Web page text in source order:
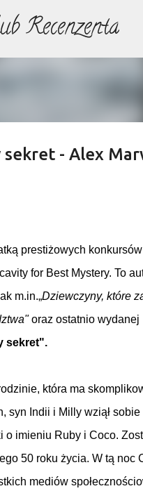
Recenzenta
sekret - Alex
prestiżowych
for Best Mystery. To
m.in.„Dziewczyny, które
oraz ostatnio wydanej
sekret".
która ma
syn Indii i Milly wziął
o imieniu Ruby i Coco.
50 roku życia. W tą noc
mediów